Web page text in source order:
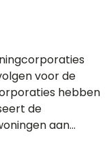
voor de
hebben
de
aan...